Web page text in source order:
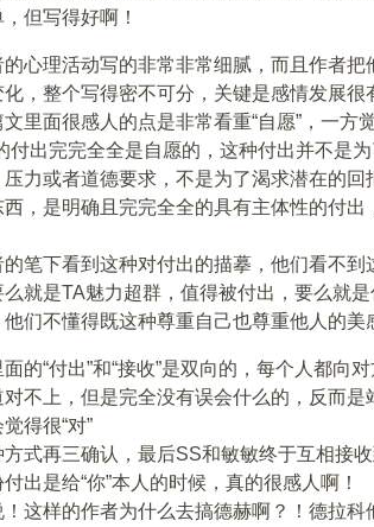
但写得好啊！
心理活动写的非常非常细腻，而且作者
，整个写得密不可分，关键是感情发展
里面很感人的点是非常看重“自愿”，一方
付出完完全全是自愿的，这种付出并不是
力或者道德要求，不是为了渴求潜在的
，是明确且完完全全的具有主体性的付
笔下看到这种对付出的描摹，他们看不
就是TA魅力超群，值得被付出，要么就
们不懂得既这种尊重自己也尊重他人的美
的“付出”和“接收”是双向的，每个人都向
不上，但是完全没有误会什么的，反而是
得很“对”
式再三确认，最后SS和敏敏终于互相接
出是给“你”本人的时候，真的很感人啊！
这样的作者为什么去搞德赫啊？！德拉科